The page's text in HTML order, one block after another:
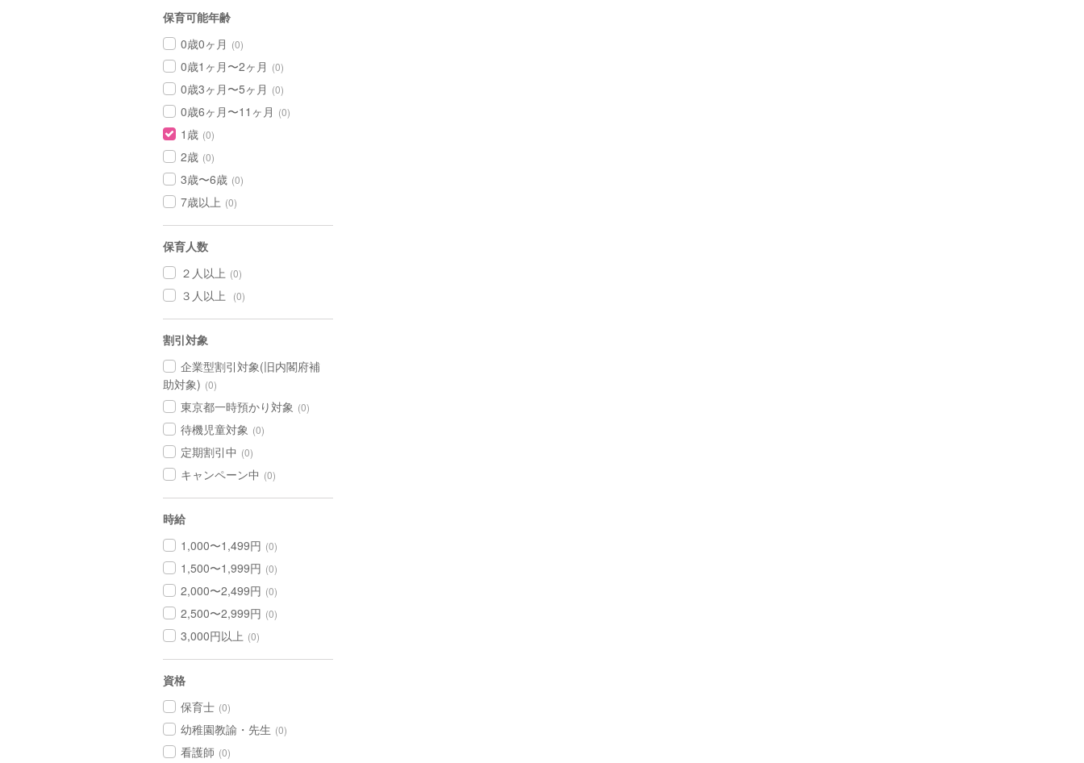
保育可能年齢
0歳0ヶ月 (0)
0歳1ヶ月〜2ヶ月 (0)
0歳3ヶ月〜5ヶ月 (0)
0歳6ヶ月〜11ヶ月 (0)
1歳 (0)
2歳 (0)
3歳〜6歳 (0)
7歳以上 (0)
保育人数
２人以上 (0)
３人以上 (0)
割引対象
企業型割引対象(旧内閣府補
助対象) (0)
東京都一時預かり対象 (0)
待機児童対象 (0)
定期割引中 (0)
キャンペーン中 (0)
時給
1,000〜1,499円 (0)
1,500〜1,999円 (0)
2,000〜2,499円 (0)
2,500〜2,999円 (0)
3,000円以上 (0)
資格
保育士 (0)
幼稚園教諭・先生 (0)
看護師 (0)